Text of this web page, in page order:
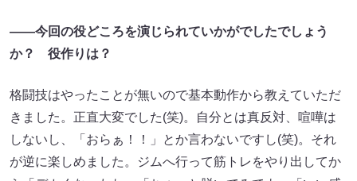
――今回の役どころを演じられていかがでしたでしょう
か？ 役作りは？
格闘技はやったことが無いので基本動作から教えていただ
きました。正直大変でした(笑)。自分とは真反対、喧嘩は
しないし、「おらぁ！！」とか言わないですし(笑)。それ
が逆に楽しめました。ジムへ行って筋トレをやり出してか